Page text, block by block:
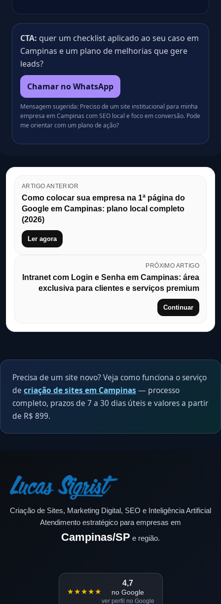
CTA: quer um checklist aplicado ao seu caso em
Campinas e um plano de melhorias que gere
leads?
Chamar no WhatsApp
Mensagem sugerida: Preciso de um site institucional para minha
empresa em Campinas com SEO local e foco em conversão. Pode
me orientar com um plano de ação?
ARTIGO ANTERIOR
Como colocar sua empresa na 1ª página do
Google em Campinas: plano local completo
(2026)
Ler agora
PRÓXIMO ARTIGO
Intranet com Login e Senha em Campinas: área
exclusiva para clientes e serviços premium
Continuar
Precisa de um site novo? Veja como funciona o serviço
de criação de sites em Campinas — processo
completo, prazos de 7 a 30 dias úteis e valores a partir
de R$ 899.
Criação de Sites, Marketing Digital, SEO e Inteligência Artificial
Atendimento estratégico para empresas em
Campinas/SP e região.
★★★★★
4,7
no Google
ver perfil no Google